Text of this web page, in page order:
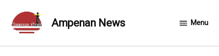
content
Ampenan News Menu